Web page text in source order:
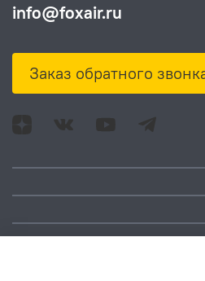
info@foxair.ru
Заказ обратного